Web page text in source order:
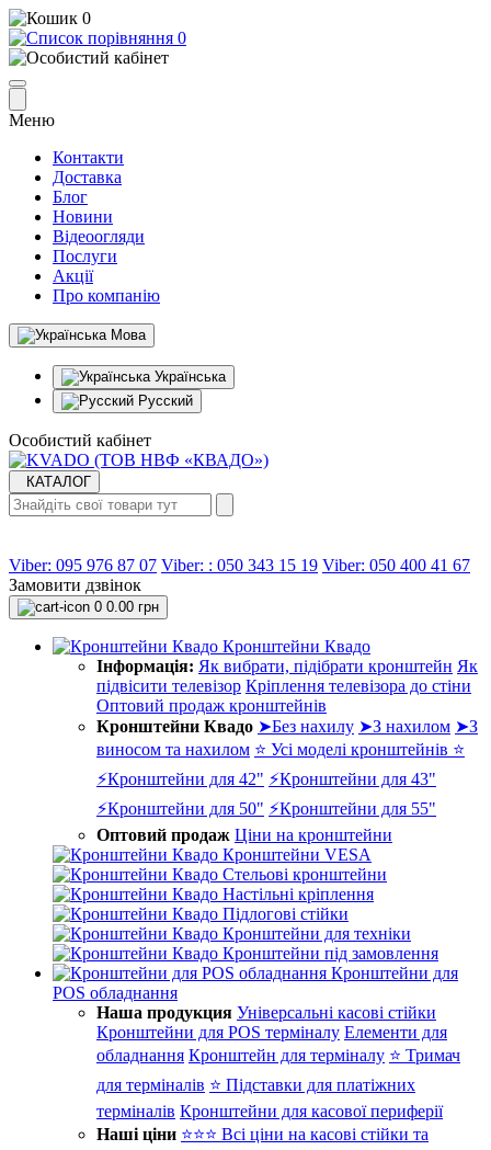
0
0
Меню
Контакти
Доставка
Блог
Новини
Відеоогляди
Послуги
Акції
Про компанію
Мова
Українська
Русский
Особистий кабінет
КАТАЛОГ
Viber: 095 976 87 07 Viber: : 050 343 15 19‬ Viber: 050 400 41 67
Замовити дзвінок
0 0.00 грн
Кронштейни Квадо
Інформація: Як вибрати, підібрати кронштейн Як
підвісити телевізор Кріплення телевізора до стіни
Оптовий продаж кронштейнів
Кронштейни Квадо ➤Без нахилу ➤З нахилом ➤З
виносом та нахилом ⭐ Усі моделі кронштейнів ⭐
⚡Кронштейни для 42" ⚡Кронштейни для 43"
⚡Кронштейни для 50" ⚡Кронштейни для 55"
Оптовий продаж Ціни на кронштейни
Кронштейни VESA
Стельові кронштейни
Настільні кріплення
Підлогові стійки
Кронштейни для техніки
Кронштейни під замовлення
Кронштейни для
POS обладнання
Наша продукция Універсальні касові стійки
Кронштейни для POS терміналу Елементи для
обладнання Кронштейн для терміналу ⭐ Тримач
для терміналів ⭐ Підставки для платіжних
терміналів Кронштейни для касової периферії
Наші ціни ⭐⭐⭐ Всі ціни на касові стійки та